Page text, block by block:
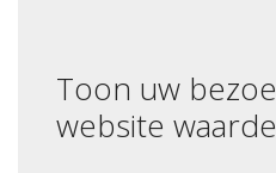
Toon uw
website waarde